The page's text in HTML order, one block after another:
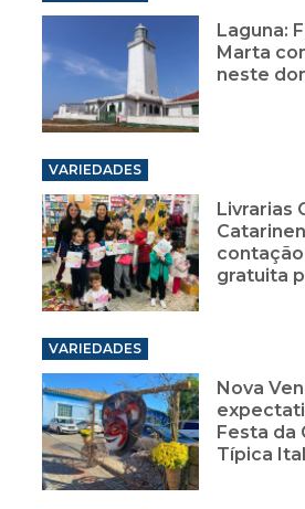
Laguna:
Marta
neste
VARIEDADES
Livrarias
gratuita
VARIEDADES
Nova
Festa da
Típica